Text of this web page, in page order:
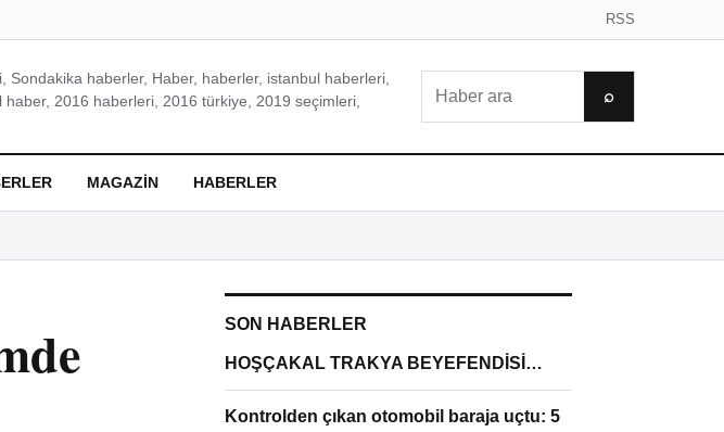
RSS
haberler, Haber, haberler, istanbul haberleri,
2016 haberleri, 2016 türkiye, 2019 seçimleri,
⌕
MAGAZIN HABERLER
SON HABERLER
HOŞÇAKAL TRAKYA BEYEFENDİSİ…
Kontrolden çıkan otomobil baraja uçtu: 5